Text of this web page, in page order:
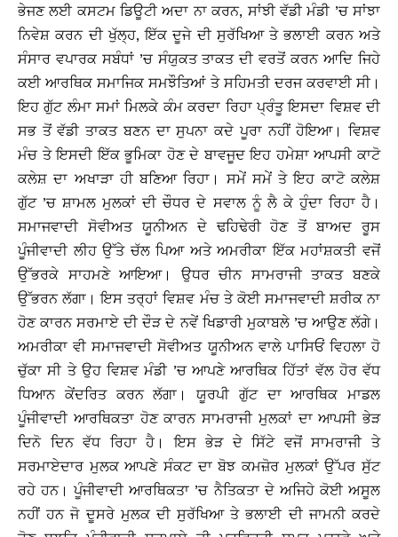
ਭੇਜਣ ਲਈ ਕਸਟਮ ਡਿਊਟੀ ਅਦਾ ਨਾ ਕਰਨ, ਸਾਂਝੀ ਵੱਡੀ ਮੰਡੀ ’ਚ ਸਾਂਝਾ
ਨਿਵੇਸ਼ ਕਰਨ ਦੀ ਖੁੱਲ੍ਹ, ਇੱਕ ਦੂਜੇ ਦੀ ਸੁਰੱਖਿਆ ਤੇ ਭਲਾਈ ਕਰਨ ਅਤੇ
ਸੰਸਾਰ ਵਪਾਰਕ ਸਬੰਧਾਂ ’ਚ ਸੰਯੁਕਤ ਤਾਕਤ ਦੀ ਵਰਤੋਂ ਕਰਨ ਆਦਿ ਜਿਹੇ
ਕਈ ਆਰਥਿਕ ਸਮਾਜਿਕ ਸਮਝੌਤਿਆਂ ਤੇ ਸਹਿਮਤੀ ਦਰਜ ਕਰਵਾਈ ਸੀ।
ਇਹ ਗੁੱਟ ਲੰਮਾ ਸਮਾਂ ਮਿਲਕੇ ਕੰਮ ਕਰਦਾ ਰਿਹਾ ਪ੍ਰੰਤੂ ਇਸਦਾ ਵਿਸ਼ਵ ਦੀ
ਸਭ ਤੋਂ ਵੱਡੀ ਤਾਕਤ ਬਣਨ ਦਾ ਸੁਪਨਾ ਕਦੇ ਪੂਰਾ ਨਹੀਂ ਹੋਇਆ। ਵਿਸ਼ਵ
ਮੰਚ ਤੇ ਇਸਦੀ ਇੱਕ ਭੂਮਿਕਾ ਹੋਣ ਦੇ ਬਾਵਜੂਦ ਇਹ ਹਮੇਸ਼ਾ ਆਪਸੀ ਕਾਟੋ
ਕਲੇਸ਼ ਦਾ ਅਖਾੜਾ ਹੀ ਬਣਿਆ ਰਿਹਾ। ਸਮੇਂ ਸਮੇਂ ਤੇ ਇਹ ਕਾਟੋ ਕਲੇਸ਼
ਗੁੱਟ ’ਚ ਸ਼ਾਮਲ ਮੁਲਕਾਂ ਦੀ ਚੌਧਰ ਦੇ ਸਵਾਲ ਨੂੰ ਲੈ ਕੇ ਹੁੰਦਾ ਰਿਹਾ ਹੈ।
ਸਮਾਜਵਾਦੀ ਸੋਵੀਅਤ ਯੂਨੀਅਨ ਦੇ ਢਹਿਢੇਰੀ ਹੋਣ ਤੋਂ ਬਾਅਦ ਰੂਸ
ਪੂੰਜੀਵਾਦੀ ਲੀਹ ਉੱਤੇ ਚੱਲ ਪਿਆ ਅਤੇ ਅਮਰੀਕਾ ਇੱਕ ਮਹਾਂਸ਼ਕਤੀ ਵਜੋਂ
ਉੱਭਰਕੇ ਸਾਹਮਣੇ ਆਇਆ। ਉਧਰ ਚੀਨ ਸਾਮਰਾਜੀ ਤਾਕਤ ਬਣਕੇ
ਉੱਭਰਨ ਲੱਗਾ। ਇਸ ਤਰ੍ਹਾਂ ਵਿਸ਼ਵ ਮੰਚ ਤੇ ਕੋਈ ਸਮਾਜਵਾਦੀ ਸ਼ਰੀਕ ਨਾ
ਹੋਣ ਕਾਰਨ ਸਰਮਾਏ ਦੀ ਦੌੜ ਦੇ ਨਵੇਂ ਖਿਡਾਰੀ ਮੁਕਾਬਲੇ ’ਚ ਆਉਣ ਲੱਗੇ।
ਅਮਰੀਕਾ ਵੀ ਸਮਾਜਵਾਦੀ ਸੋਵੀਅਤ ਯੂਨੀਅਨ ਵਾਲੇ ਪਾਸਿਓਂ ਵਿਹਲਾ ਹੋ
ਚੁੱਕਾ ਸੀ ਤੇ ਉਹ ਵਿਸ਼ਵ ਮੰਡੀ ’ਚ ਆਪਣੇ ਆਰਥਿਕ ਹਿੱਤਾਂ ਵੱਲ ਹੋਰ ਵੱਧ
ਧਿਆਨ ਕੇਂਦਰਿਤ ਕਰਨ ਲੱਗਾ। ਯੂਰਪੀ ਗੁੱਟ ਦਾ ਆਰਥਿਕ ਮਾਡਲ
ਪੂੰਜੀਵਾਦੀ ਆਰਥਿਕਤਾ ਹੋਣ ਕਾਰਨ ਸਾਮਰਾਜੀ ਮੁਲਕਾਂ ਦਾ ਆਪਸੀ ਭੇੜ
ਦਿਨੋ ਦਿਨ ਵੱਧ ਰਿਹਾ ਹੈ। ਇਸ ਭੇੜ ਦੇ ਸਿੱਟੇ ਵਜੋਂ ਸਾਮਰਾਜੀ ਤੇ
ਸਰਮਾਏਦਾਰ ਮੁਲਕ ਆਪਣੇ ਸੰਕਟ ਦਾ ਬੋਝ ਕਮਜ਼ੋਰ ਮੁਲਕਾਂ ਉੱਪਰ ਸੁੱਟ
ਰਹੇ ਹਨ। ਪੂੰਜੀਵਾਦੀ ਆਰਥਿਕਤਾ ’ਚ ਨੈਤਿਕਤਾ ਦੇ ਅਜਿਹੇ ਕੋਈ ਅਸੂਲ
ਨਹੀਂ ਹਨ ਜੋ ਦੂਸਰੇ ਮੁਲਕ ਦੀ ਸੁਰੱਖਿਆ ਤੇ ਭਲਾਈ ਦੀ ਜਾਮਨੀ ਕਰਦੇ